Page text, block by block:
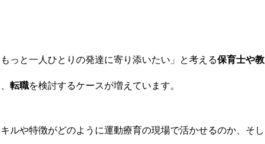
っと一人ひとりの発達に寄り添いたい」と考える保育士や教
転職を検討するケースが増えています。
ルや特徴がどのように運動療育の現場で活かせるのか、そし